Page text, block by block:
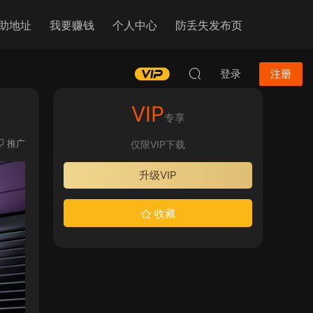
地址 我要赚钱 个人中心 防丢失发布页
登录 注册
推广
VIP专享
仅限VIP下载
升级VIP
收藏